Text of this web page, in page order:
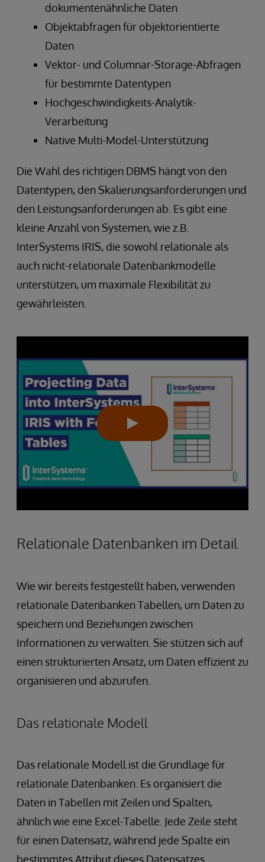
dokumentenähnliche Daten
Objektabfragen für objektorientierte
Daten
Vektor- und Columnar-Storage-Abfragen
für bestimmte Datentypen
Hochgeschwindigkeits-Analytik-
Verarbeitung
Native Multi-Model-Unterstützung
Die Wahl des richtigen DBMS hängt von den
Datentypen, den Skalierungsanforderungen und
den Leistungsanforderungen ab. Es gibt eine
kleine Anzahl von Systemen, wie z.B.
InterSystems IRIS, die sowohl relationale als
auch nicht-relationale Datenbankmodelle
unterstützen, um maximale Flexibilität zu
gewährleisten.
Relationale Datenbanken im Detail
Wie wir bereits festgestellt haben, verwenden
relationale Datenbanken Tabellen, um Daten zu
speichern und Beziehungen zwischen
Informationen zu verwalten. Sie stützen sich auf
einen strukturierten Ansatz, um Daten effizient zu
organisieren und abzurufen.
Das relationale Modell
Das relationale Modell ist die Grundlage für
relationale Datenbanken. Es organisiert die
Daten in Tabellen mit Zeilen und Spalten,
ähnlich wie eine Excel-Tabelle. Jede Zeile steht
für einen Datensatz, während jede Spalte ein
bestimmtes Attribut dieses Datensatzes